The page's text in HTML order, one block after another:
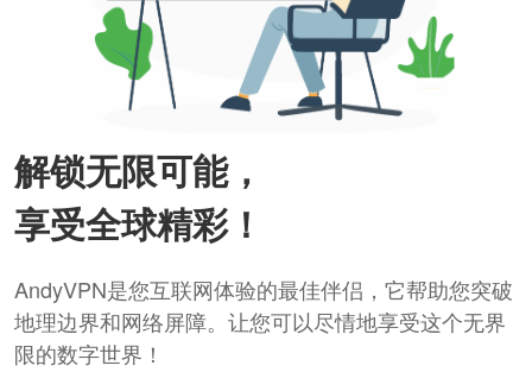
解锁无限可能，
享受全球精彩！
AndyVPN是您互联网体验的最佳伴侣，它帮助您突破
地理边界和网络屏障。让您可以尽情地享受这个无界
限的数字世界！